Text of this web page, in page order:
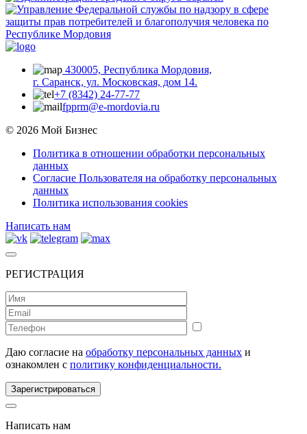
430005, Республика Мордовия,
г. Саранск, ул. Московская, дом 14.
+7 (8342) 24-77-77
fpprm@e-mordovia.ru
© 2026 Мой Бизнес
Политика в отношении обработки персональных
данных
Согласие Пользователя на обработку персональных
данных
Политика использования cookies
Написать нам
РЕГИСТРАЦИЯ
Даю согласие на обработку персональных данных и
ознакомлен с политику конфиденциальности.
Зарегистрироваться
Написать нам